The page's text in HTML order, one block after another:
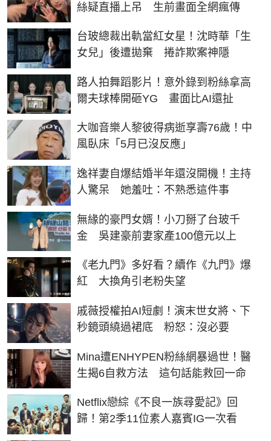
絲疑直播上吊 生前畫面全網瘋傳
台玻總裁出軌當紅女星！沈時華「生
女兒」後遭拋棄 捲詐欺案神隱
路人拍舞蹈影片！意外錄到粉絲拿高
爾夫球棒開砸YG 畫面比AI還扯
大咖音樂人黎彼得病逝享壽76歲！中
風臥床「5月已沒反應」
逸祥妻自爆結婚半年還沒開機！主持
人驚呆 她羞吐：不熟悉這件事
無緣的豪門女婿！小刀掰了台玻千
金 吳建豪前妻家產100億元以上
《老九門》多好看？續作《九門》爆
紅 大換角引老粉失望
戚薇授權拍AI短劇！演末世女將、下
秒鏡頭繞過裙底 粉怒：沒必要
Mina遭ENHYPEN粉絲網暴過世！醫
生揭6自救方法 這句話能救回一命
Netflix戀綜《不良一族尋愛記》回
歸！第2季11位素人嘉賓IG一次看